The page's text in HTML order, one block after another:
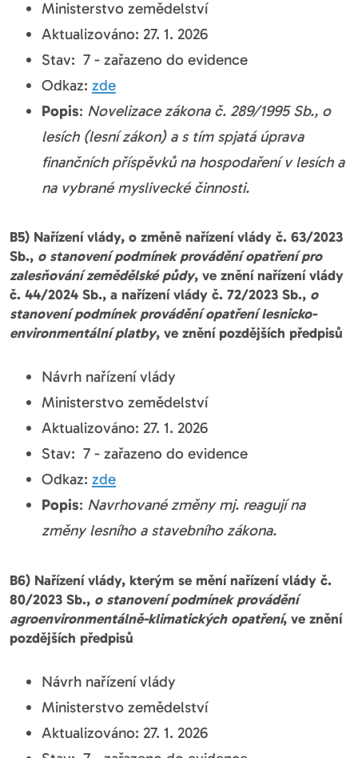
Ministerstvo zemědelství
Aktualizováno: 27. 1. 2026
Stav: 7 - zařazeno do evidence
Odkaz: zde
Popis: Novelizace zákona č. 289/1995 Sb., o
lesích (lesní zákon) a s tím spjatá úprava
finančních příspěvků na hospodaření v lesích a
na vybrané myslivecké činnosti.
B5) Nařízení vlády, o změně nařízení vlády č. 63/2023
Sb., o stanovení podmínek provádění opatření pro
zalesňování zemědělské půdy, ve znění nařízení vlády
č. 44/2024 Sb., a nařízení vlády č. 72/2023 Sb., o
stanovení podmínek provádění opatření lesnicko-
environmentální platby, ve znění pozdějších předpisů
Návrh nařízení vlády
Ministerstvo zemědelství
Aktualizováno: 27. 1. 2026
Stav: 7 - zařazeno do evidence
Odkaz: zde
Popis: Navrhované změny mj. reagují na
změny lesního a stavebního zákona.
B6) Nařízení vlády, kterým se mění nařízení vlády č.
80/2023 Sb., o stanovení podmínek provádění
agroenvironmentálně-klimatických opatření, ve znění
pozdějších předpisů
Návrh nařízení vlády
Ministerstvo zemědelství
Aktualizováno: 27. 1. 2026